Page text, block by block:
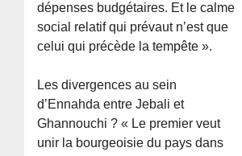
dépenses budgétaires. Et le calme
social relatif qui prévaut n’est que
celui qui précède la tempête ».
Les divergences au sein
d’Ennahda entre Jebali et
Ghannouchi ? « Le premier veut
unir la bourgeoisie du pays dans